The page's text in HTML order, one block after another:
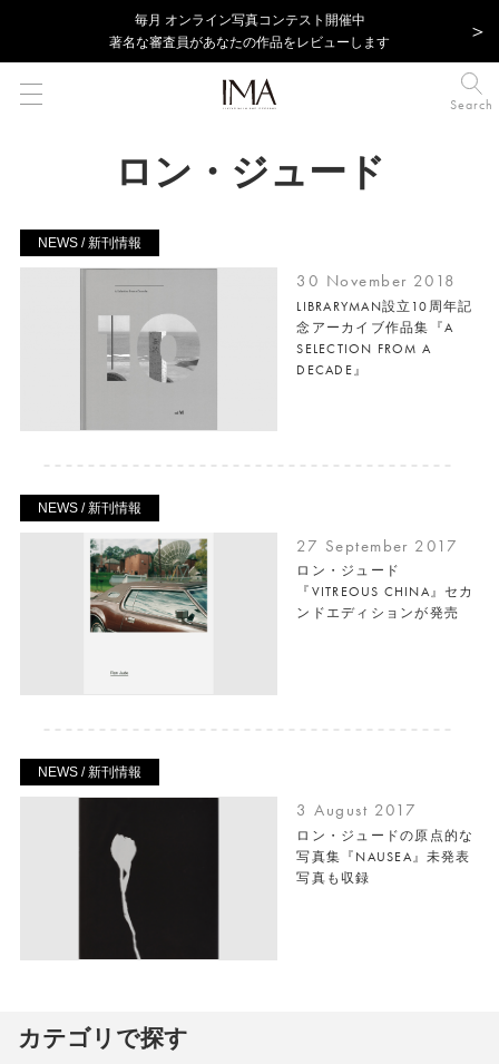
毎⽉ オンライン写真コンテスト開催中
著名な審査員があなたの作品をレビューします
Search
ロン・ジュード
NEWS / 新刊情報
30 November 2018
LIBRARYMAN設立10周年記
念アーカイブ作品集『A
SELECTION FROM A
DECADE』
NEWS / 新刊情報
27 September 2017
ロン・ジュード
『VITREOUS CHINA』セカ
ンドエディションが発売
NEWS / 新刊情報
3 August 2017
ロン・ジュードの原点的な
写真集『NAUSEA』未発表
写真も収録
カテゴリで探す